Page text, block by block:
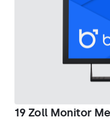
19 Zoll Monitor